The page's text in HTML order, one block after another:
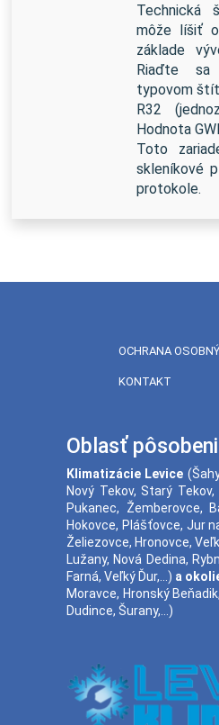
Technická
môže líšiť
základe
Riaďte sa
typovom
R32
Hodnota
Toto
skleníkové
protokole.
OCHRANA
KONTAKT
Oblasť
Klimatizácie Levice (Šahy
Nový Tekov,Starý Tekov,
Pukanec, Žemberovce,
Hokovce, Plášťovce, Jur
Želiezovce, Hronovce,
Lužany, Nová Dedina,
Farná, Veľký Ďur,...) a
Moravce, Hronský Beňadik,
Dudince, Šurany,...)